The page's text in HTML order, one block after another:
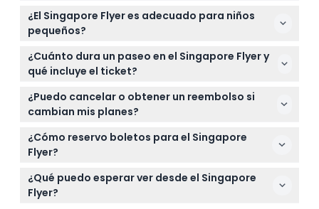
este sitio web al reservar ya que los horarios
pueden variar (sujeto a cambios — por favor
Se requiere un código de vestimenta casual
elegante en el Singapore Flyer. Por favor, evite usar
pantalones cortos, sandalias o chinelas para
asegurarse de cumplir con los requisitos de
entrada.
¿El Singapore Flyer es adecuado para niños
pequeños?
Sí, los niños menores de 3 años entran gratis, pero
los niños menores de 13 años deben estar
acompañados por un adulto que pague en todo
momento. Esté preparado para mostrar prueba de
edad si es necesario.
¿Cuánto dura un paseo en el Singapore Flyer y
qué incluye el ticket?
Una rotación completa en el Singapore Flyer dura
aproximadamente 30 minutos y su ticket incluye
acceso a una cápsula compartida con aire
acondicionado, la galería previa al embarque Time
Capsule y la aplicación móvil FLYER360.
¿Puedo cancelar o obtener un reembolso si
cambian mis planes?
Los boletos para el Singapore Flyer no son
reembolsables y no pueden cancelarse, así que
asegúrese de que sus fechas de viaje sean firmes
antes de reservar en línea aquí.
¿Cómo reservo boletos para el Singapore
Flyer?
Puede reservar fácilmente sus boletos en línea
aquí mismo en este sitio web. Simplemente
seleccione la fecha y hora preferidas y siga los
¿Qué puedo esperar ver desde el Singapore
Flyer?